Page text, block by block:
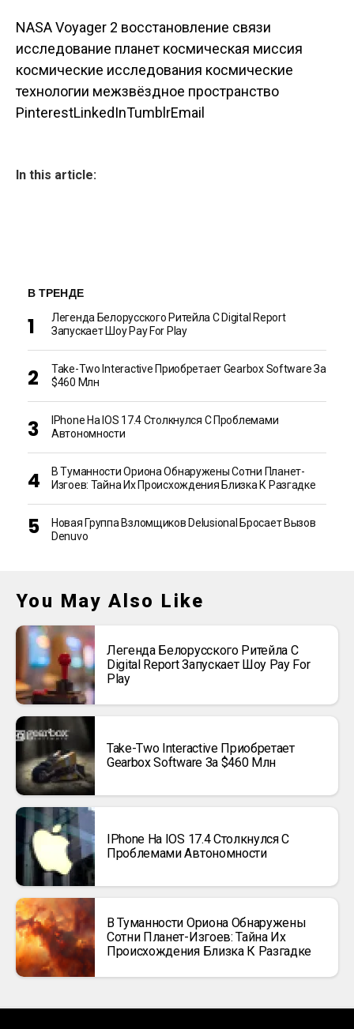
NASA Voyager 2 восстановление связи
исследование планет космическая миссия
космические исследования космические
технологии межзвёздное пространство
PinterestLinkedInTumblrEmail
In this article:
В ТРЕНДЕ
Легенда Белорусского Ритейла C Digital Report
Запускает Шоу Pay For Play
Take-Two Interactive Приобретает Gearbox Software За
$460 Млн
IPhone На IOS 17.4 Столкнулся С Проблемами
Автономности
В Туманности Ориона Обнаружены Сотни Планет-
Изгоев: Тайна Их Происхождения Близка К Разгадке
Новая Группа Взломщиков Delusional Бросает Вызов
Denuvo
You May Also Like
Легенда Белорусского Ритейла C
Digital Report Запускает Шоу Pay For
Play
Take-Two Interactive Приобретает
Gearbox Software За $460 Млн
IPhone На IOS 17.4 Столкнулся С
Проблемами Автономности
В Туманности Ориона Обнаружены
Сотни Планет-Изгоев: Тайна Их
Происхождения Близка К Разгадке